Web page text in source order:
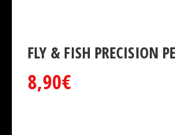
FLY & FISH PRECISION
8,90€